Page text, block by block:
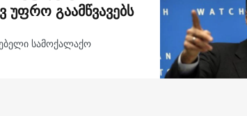
უფრო გაამწვავებს
სამოქალაქო